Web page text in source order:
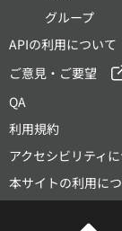
グループ
APIの利用について
ご意見・ご要望
QA
利用規約
アクセシビリティ
本サイトの利用に